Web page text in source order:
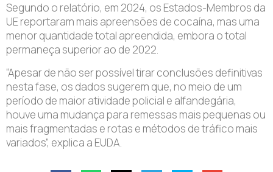
Segundo o relatório, em 2024, os Estados-Membros da
UE reportaram mais apreensões de cocaína, mas uma
menor quantidade total apreendida, embora o total
permaneça superior ao de 2022.
“Apesar de não ser possível tirar conclusões definitivas
nesta fase, os dados sugerem que, no meio de um
período de maior atividade policial e alfandegária,
houve uma mudança para remessas mais pequenas ou
mais fragmentadas e rotas e métodos de tráfico mais
variados”, explica a EUDA.